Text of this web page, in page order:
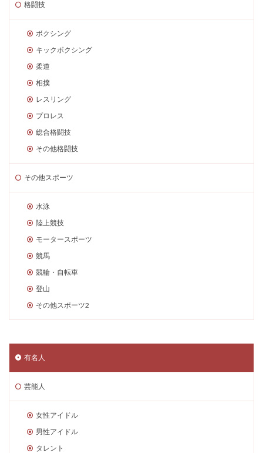
格闘技
ボクシング
キックボクシング
柔道
相撲
レスリング
プロレス
総合格闘技
その他格闘技
その他スポーツ
水泳
陸上競技
モータースポーツ
競馬
競輪・自転車
登山
その他スポーツ2
有名人
芸能人
女性アイドル
男性アイドル
タレント